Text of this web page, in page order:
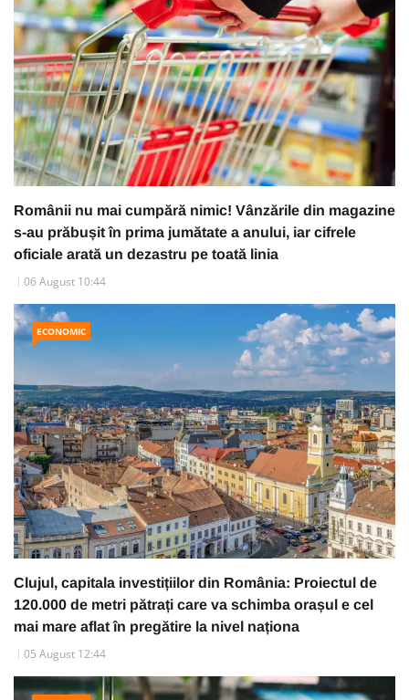
Românii nu mai cumpără nimic! Vânzările din magazine
s-au prăbușit în prima jumătate a anului, iar cifrele
oficiale arată un dezastru pe toată linia
06 August 10:44
ECONOMIC
Clujul, capitala investițiilor din România: Proiectul de
120.000 de metri pătrați care va schimba orașul e cel
mai mare aflat în pregătire la nivel naționa
05 August 12:44